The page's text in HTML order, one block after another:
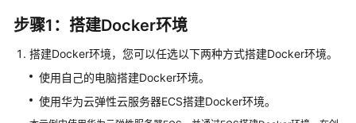
南
API
参
考
步骤1：搭建Docker环境
搭建Docker环境，您可以任选以下两种方式搭建Docker环境。
使用自己的电脑搭建Docker环境。
使用华为云弹性云服务器ECS搭建Docker环境。